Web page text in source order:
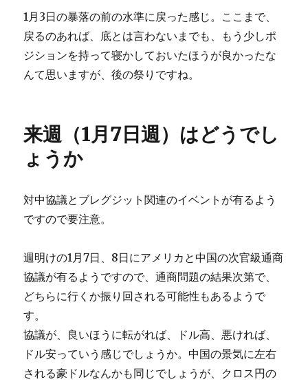
1月3日の暴落の前の水準に戻った感じ。ここまで、
戻るのあれば、底とは言わないまでも、もう少しポ
ジションを持って寝かしておいたほうが良かったな
んて思いますが、後の祭りですね。
来週（1月7日週）はどうでし
ょうか
対中協議とブレグジット関連のイベントが有るよう
ですので要注意。
週明けの1月7日、8日にアメリカと中国の次官級通商
協議が有るようですので、通商問題の結果次第で、
どちらに行くか振り回される可能性もあるようで
す。
協議が、良いほうに転がれば、ドル高、悪ければ、
ドル安っていう感じでしょうか。中国の景気に左右
される豪ドルなんかも同じでしょうが、クロス円の